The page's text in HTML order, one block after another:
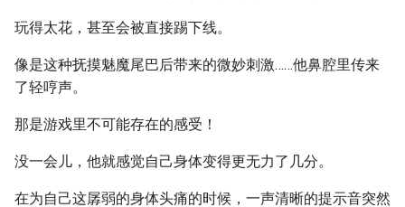
玩得太花，甚至会被直接踢下线。
像是这种抚摸魅魔尾巴后带来的微妙刺激……他鼻腔里传来
了轻哼声。
那是游戏里不可能存在的感受！
没一会儿，他就感觉自己身体变得更无力了几分。
在为自己这孱弱的身体头痛的时候，一声清晰的提示音突然